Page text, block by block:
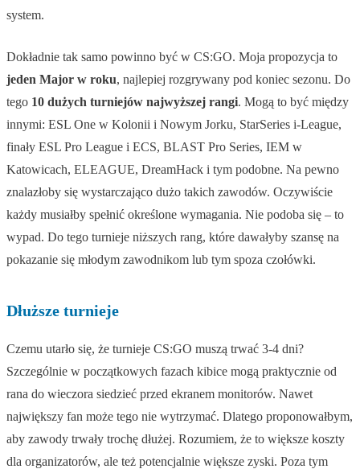
system.
Dokładnie tak samo powinno być w CS:GO. Moja propozycja to
jeden Major w roku, najlepiej rozgrywany pod koniec sezonu. Do
tego 10 dużych turniejów najwyższej rangi. Mogą to być między
innymi: ESL One w Kolonii i Nowym Jorku, StarSeries i-League,
finały ESL Pro League i ECS, BLAST Pro Series, IEM w
Katowicach, ELEAGUE, DreamHack i tym podobne. Na pewno
znalazłoby się wystarczająco dużo takich zawodów. Oczywiście
każdy musiałby spełnić określone wymagania. Nie podoba się – to
wypad. Do tego turnieje niższych rang, które dawałyby szansę na
pokazanie się młodym zawodnikom lub tym spoza czołówki.
Dłuższe turnieje
Czemu utarło się, że turnieje CS:GO muszą trwać 3-4 dni?
Szczególnie w początkowych fazach kibice mogą praktycznie od
rana do wieczora siedzieć przed ekranem monitorów. Nawet
największy fan może tego nie wytrzymać. Dlatego proponowałbym,
aby zawody trwały trochę dłużej. Rozumiem, że to większe koszty
dla organizatorów, ale też potencjalnie większe zyski. Poza tym